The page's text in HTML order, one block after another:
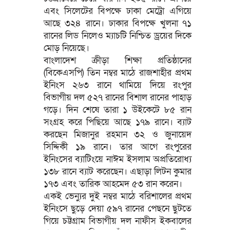
এবং সিলেটের বিপক্ষে ঢাকা মেট্রো এগিয়ে
আছে ৩২৪ রানে। ঢাকার বিপক্ষে খুলনা ৭১
রানের লিড নিলেও ম্যাচটি নিশ্চিত ড্রয়ের দিকে
মোড় নিয়েছে।
বাংলাদেশ ক্রীড়া শিক্ষা প্রতিষ্ঠানের
(বিকেএসপি) তিন নম্বর মাঠে রাজশাহীর প্রথম
ইনিংস ২৬৩ রানে থামিয়ে দিয়ে রংপুর
বিভাগীয় দল ৫২৭ রানের বিশাল রানের পাহাড়
গড়ে। দিন শেষে তারা ১ উইকেটে ৮৫ রান
সংগ্রহ করে পিছিয়ে আছে ১৭৯ রানে। ব্যাট
করছেন মিজানুর রহমান ৩২ ও জুনায়েদ
সিদ্দিকী ১৯ রানে। তার আগে রংপুরের
ইনিংসের ব্যাটিংয়ে নাঈম ইসলাম অপ্রতিরোধ্য
১৩৮ রানে ব্যাট করেছেন। এছাড়া লিটন কুমার
১৭৩ এবং তারিক আহমেদ ৫৩ রান করেন।
একই ভেন্যুর দুই নম্বর মাঠে বরিশালের প্রথম
ইনিংসে ছুড়ে দেয়া ৫৯৭ রানের পেছনে ছুটতে
গিয়ে চট্টগ্রাম বিভাগীয় দল নাফীস ইকবালের